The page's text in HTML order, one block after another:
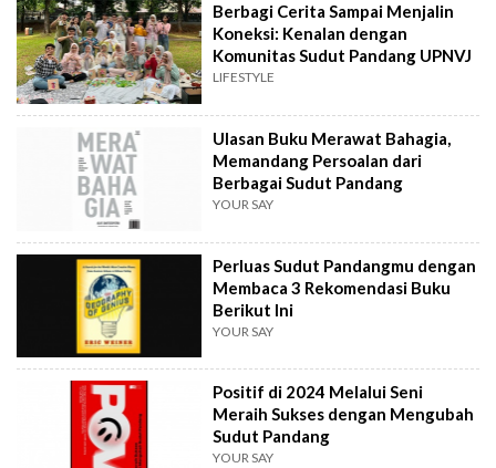
Berbagi Cerita Sampai Menjalin
Koneksi: Kenalan dengan
Komunitas Sudut Pandang UPNVJ
LIFESTYLE
Ulasan Buku Merawat Bahagia,
Memandang Persoalan dari
Berbagai Sudut Pandang
YOUR SAY
Perluas Sudut Pandangmu dengan
Membaca 3 Rekomendasi Buku
Berikut Ini
YOUR SAY
Positif di 2024 Melalui Seni
Meraih Sukses dengan Mengubah
Sudut Pandang
YOUR SAY